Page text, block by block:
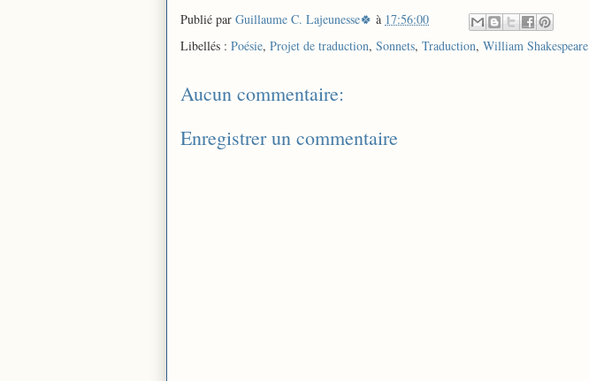
Publié par Guillaume C. Lajeunesse🍀 à 17:56:00
Libellés : Poésie, Projet de traduction, Sonnets, Traduction, William Shakespeare
Aucun commentaire:
Enregistrer un commentaire